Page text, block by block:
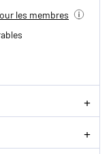
les membres